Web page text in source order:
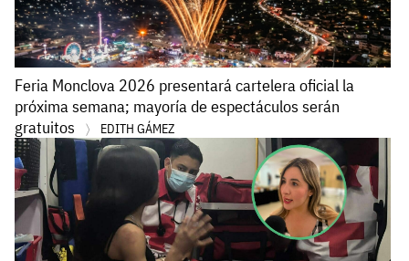
Feria Monclova 2026 presentará cartelera oficial la
próxima semana; mayoría de espectáculos serán
gratuitos
EDITH GÁMEZ